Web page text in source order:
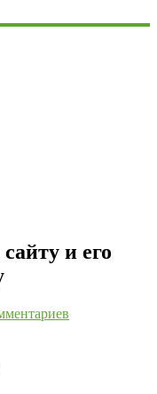
и его